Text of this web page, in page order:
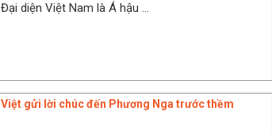
diện Việt Nam là Á hậu ...
Việt gửi lời chúc đến Phương Nga trước thềm